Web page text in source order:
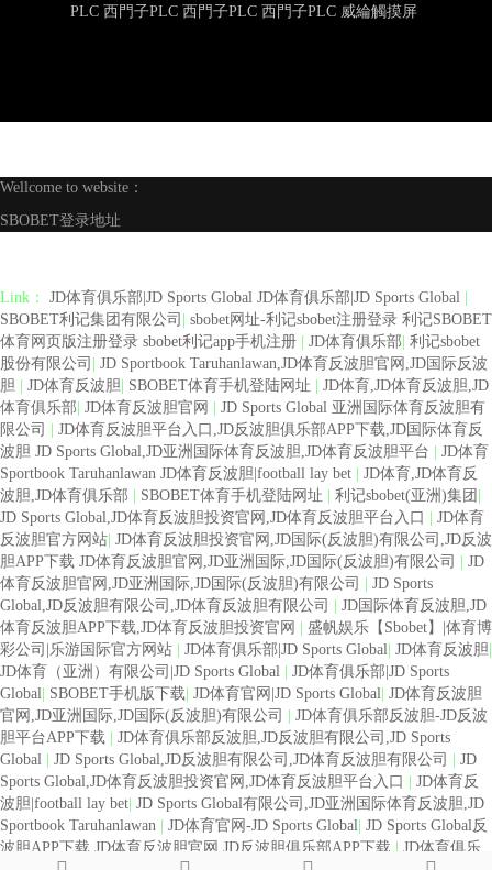
PLC 西門子PLC 西門子PLC 西門子PLC 威綸觸摸屏
Wellcome to website：
SBOBET登录地址
Link： JD体育俱乐部|JD Sports Global JD体育俱乐部|JD Sports Global
SBOBET利记集团有限公司
sbobet网址-利记sbobet注册登录 利记SBOBET
体育网页版注册登录 sbobet利记app手机注册
JD体育俱乐部 利记sbobet
股份有限公司
JD Sportbook Taruhanlawan,JD体育反波胆官网,JD国际反波
胆
JD体育反波胆 SBOBET体育手机登陆网址
JD体育,JD体育反波胆,JD
体育俱乐部 JD体育反波胆官网
JD Sports Global 亚洲国际体育反波胆有
限公司
JD体育反波胆平台入口,JD反波胆俱乐部APP下载,JD国际体育反
波胆 JD Sports Global,JD亚洲国际体育反波胆,JD体育反波胆平台
JD体育
Sportbook Taruhanlawan JD体育反波胆|football lay bet
JD体育,JD体育反
波胆,JD体育俱乐部
SBOBET体育手机登陆网址 利记sbobet(亚洲)集团
JD Sports Global,JD体育反波胆投资官网,JD体育反波胆平台入口
JD体育
反波胆官方网站 JD体育反波胆投资官网,JD国际(反波胆)有限公司,JD反波
胆APP下载 JD体育反波胆官网,JD亚洲国际,JD国际(反波胆)有限公司
JD
体育反波胆官网,JD亚洲国际,JD国际(反波胆)有限公司
JD Sports
Global,JD反波胆有限公司,JD体育反波胆有限公司
JD国际体育反波胆,JD
体育反波胆APP下载,JD体育反波胆投资官网
盛帆娱乐【Sbobet】|体育博
彩公司|乐游国际官方网站
JD体育俱乐部|JD Sports Global JD体育反波胆
JD体育（亚洲）有限公司|JD Sports Global
JD体育俱乐部|JD Sports
Global SBOBET手机版下载 JD体育官网|JD Sports Global JD体育反波胆
官网,JD亚洲国际,JD国际(反波胆)有限公司
JD体育俱乐部反波胆-JD反波
胆平台APP下载
JD体育俱乐部反波胆,JD反波胆有限公司,JD Sports
Global
JD Sports Global,JD反波胆有限公司,JD体育反波胆有限公司
JD
Sports Global,JD体育反波胆投资官网,JD体育反波胆平台入口
JD体育反
波胆|football lay bet JD Sports Global有限公司,JD亚洲国际体育反波胆,JD
Sportbook Taruhanlawan
JD体育官网-JD Sports Global JD Sports Global反
波胆APP下载,JD体育反波胆官网,JD反波胆俱乐部APP下载 | JD体育俱乐